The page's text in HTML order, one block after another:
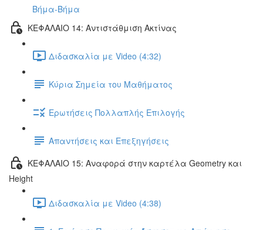
Βήμα-Βήμα
ΚΕΦΑΛΑΙΟ 14: Αντιστάθμιση Ακτίνας
Διδασκαλία με Video (4:32)
Κύρια Σημεία του Μαθήματος
Ερωτήσεις Πολλαπλής Επιλογής
Απαντήσεις και Επεξηγήσεις
ΚΕΦΑΛΑΙΟ 15: Αναφορά στην καρτέλα Geometry και
Height
Διδασκαλία με Video (4:38)